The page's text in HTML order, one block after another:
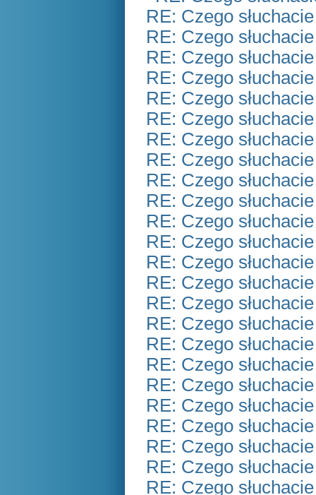
RE: Czego
RE: Czego
RE: Czego
RE: Czego
RE: Czego
RE: Czego
RE: Czego
RE: Czego
RE: Czego
RE: Czego
RE: Czego
RE: Czego
RE: Czego
RE: Czego
RE: Czego
RE: Czego
RE: Czego
RE: Czego
RE: Czego
RE: Czego
RE: Czego
RE: Czego
RE: Czego
RE: Czego